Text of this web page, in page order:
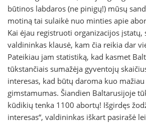
būtinos labdaros (ne pinigų!) mūsų
motiną tai sulaikė nuo minties apie
Kai ėjau registruoti organizacijos įstatų,
valdininkas klausė, kam čia reikia dar
Pateikiau jam statistiką, kad kasmet
tūkstančiais sumažėja gyventojų
interesas, kad būtų daroma kuo
gimstamumas. Šiandien Baltarusijoje
kūdikių tenka 1100 abortų! Išgirdęs
interesas“, valdininkas iškart pasirašė